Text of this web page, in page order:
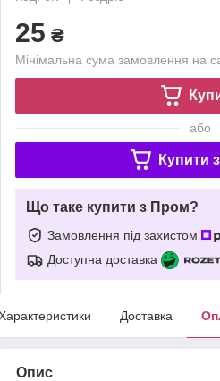
25 ₴
Мінімальна сума замовлення на
або
Купити з
Що таке купити з Пром?
Замовлення під захистом
Доступна доставка
Доставка
Опис